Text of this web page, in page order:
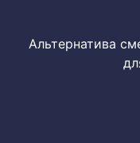
Альтернатива